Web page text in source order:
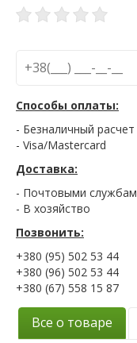
Способы оплаты:
- Безналичный расчет
- Visa/Mastercard
Доставка:
- Почтовыми
- В хозяйство
Позвонить:
+380 (95) 502 53 44
+380 (96) 502 53 44
+380 (67) 558 15 87
Все о товаре